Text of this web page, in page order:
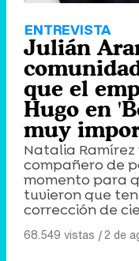
ENTREVISTA
Julián
que el
Hugo en
muy
Natalia
compañero de
momento para
tuvieron que
corrección de
68.549 vistas |2 de